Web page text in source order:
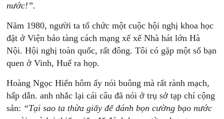
nước!”.
Năm 1980, người ta tổ chức một cuộc hội nghị khoa học
đặt ở Viện bảo tàng cách mạng xế xế Nhà hát lớn Hà
Nội. Hội nghị toàn quốc, rất đông. Tôi có gặp một số bạn
quen ở Vinh, Huế ra họp.
Hoàng Ngọc Hiến hôm ấy nói buông mà rất rành mạch,
hấp dẫn. anh nhắc lại cái câu đã nói ở trụ sở tạp chí cộng
sản: “Tại sao ta thừa giấy để đánh bọn cường bạo nước